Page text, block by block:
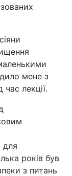
мене з
лекції.
для
років був
з питань